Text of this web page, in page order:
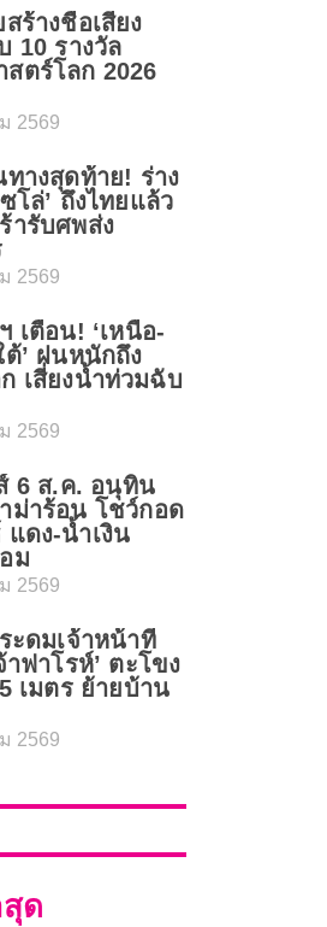
สร้างชื่อเสียง
10 รางวัล
ตร์โลก 2026
2569
ทางสุดท้าย! ร่าง
โล่’ ถึงไทยแล้ว
ารับศพส่ง
2569
เตือน! ‘เหนือ-
’ ฝนหนักถึง
เสี่ยงน้ำท่วมฉับ
2569
6 ส.ค. อนุทิน
ม่าร้อน โชว์กอด
ดง-น้ำเงิน
ม
2569
ะดมเจ้าหน้าที่
าฟาโรห์’ ตะโขง
เมตร ย้ายบ้าน
2569
ด